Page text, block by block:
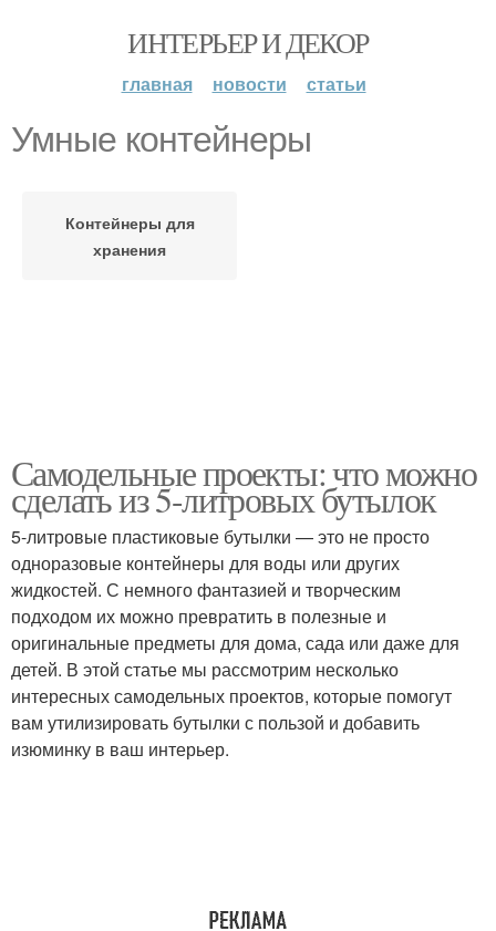
ИНТЕРЬЕР И ДЕКОР
главная новости статьи
Умные контейнеры
Контейнеры для
хранения
Самодельные проекты: что можно
сделать из 5-литровых бутылок
5-литровые пластиковые бутылки — это не просто
одноразовые контейнеры для воды или других
жидкостей. С немного фантазией и творческим
подходом их можно превратить в полезные и
оригинальные предметы для дома, сада или даже для
детей. В этой статье мы рассмотрим несколько
интересных самодельных проектов, которые помогут
вам утилизировать бутылки с пользой и добавить
изюминку в ваш интерьер.